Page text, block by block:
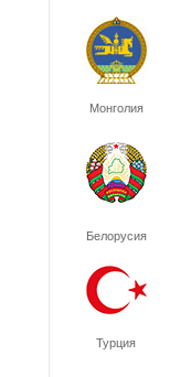
Монголия
Белорусия
Турция